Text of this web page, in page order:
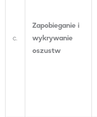
c.
Zapobieganie i
wykrywanie
oszustw